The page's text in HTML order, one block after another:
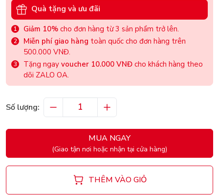
Quà tặng và ưu đãi
Giảm 10% cho đơn hàng từ 3 sản phẩm trở lên.
Miễn phí giao hàng toàn quốc cho đơn hàng trên
500.000 VNĐ.
Tặng ngay voucher 10.000 VNĐ cho khách hàng theo
dõi ZALO OA.
Số lượng:
MUA NGAY
(Giao tận nơi hoặc nhận tại cửa hàng)
THÊM VÀO GIỎ